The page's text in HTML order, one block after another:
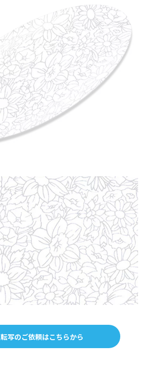
写のご依頼はこちらから